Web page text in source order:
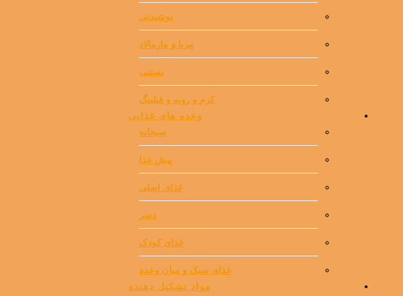
نوشیدنی
مربا و مارمالاد
بستنی
کرم و رویه و فیلینگ
وعده های غذایی
صبحانه
پیش غذا
غذای اصلی
دسر
غذای کودک
غذای سبک و میان وعده
مواد تشکیل دهنده